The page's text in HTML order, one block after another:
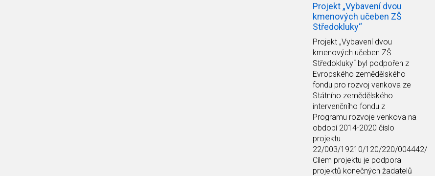
Projekt „Vybavení dvou
kmenových učeben ZŠ
Středokluky“
Projekt „Vybavení dvou
kmenových učeben ZŠ
Středokluky“ byl podpořen z
Evropského zemědělského
fondu pro rozvoj venkova ze
Státního zemědělského
intervenčního fondu z
Programu rozvoje venkova na
období 2014-2020 číslo
projektu
22/003/19210/120/220/004442/
Cílem projektu je podpora
projektů konečných žadatelů